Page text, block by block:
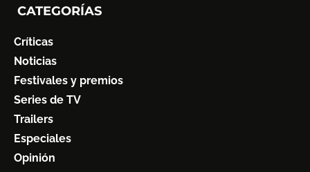
CATEGORÍAS
Críticas
Noticias
Festivales y premios
Series de TV
Trailers
Especiales
Opinión